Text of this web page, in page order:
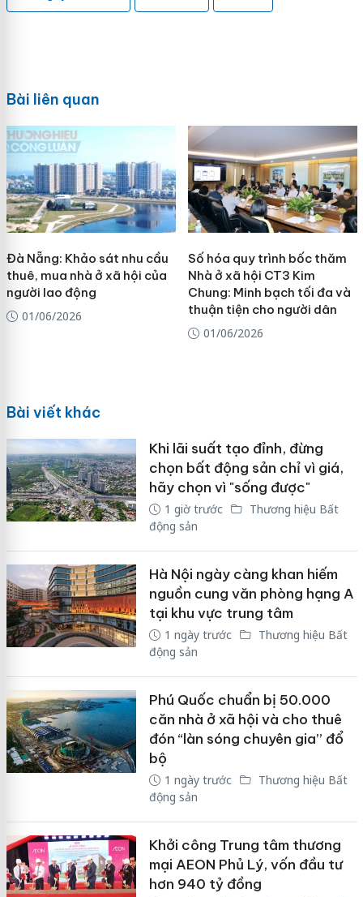
Bài liên quan
Đà Nẵng: Khảo sát nhu cầu
thuê, mua nhà ở xã hội của
người lao động
01/06/2026
Số hóa quy trình bốc thăm
Nhà ở xã hội CT3 Kim
Chung: Minh bạch tối đa và
thuận tiện cho người dân
01/06/2026
Bài viết khác
Khi lãi suất tạo đỉnh, đừng
chọn bất động sản chỉ vì giá,
hãy chọn vì "sống được"
1 giờ trước
Thương hiệu Bất
động sản
Hà Nội ngày càng khan hiếm
nguồn cung văn phòng hạng A
tại khu vực trung tâm
1 ngày trước
Thương hiệu Bất
động sản
Phú Quốc chuẩn bị 50.000
căn nhà ở xã hội và cho thuê
đón “làn sóng chuyên gia” đổ
bộ
1 ngày trước
Thương hiệu Bất
động sản
Khởi công Trung tâm thương
mại AEON Phủ Lý, vốn đầu tư
hơn 940 tỷ đồng